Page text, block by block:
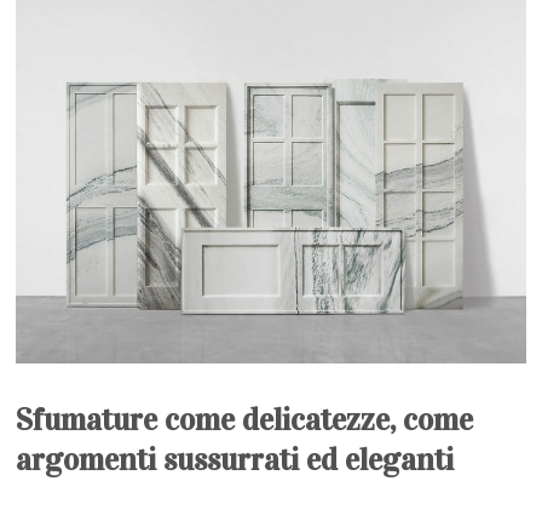
Sfumature come delicatezze, come
argomenti sussurrati ed eleganti